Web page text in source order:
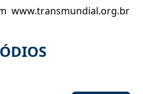
www.transmundial.org.br